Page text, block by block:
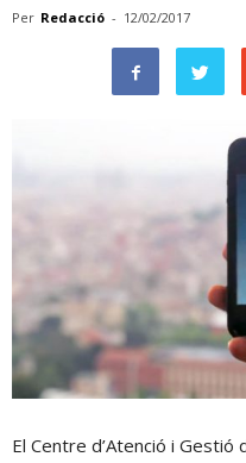
Per Redacció - 12/02/2017
El Centre d’Atenció i Gestió